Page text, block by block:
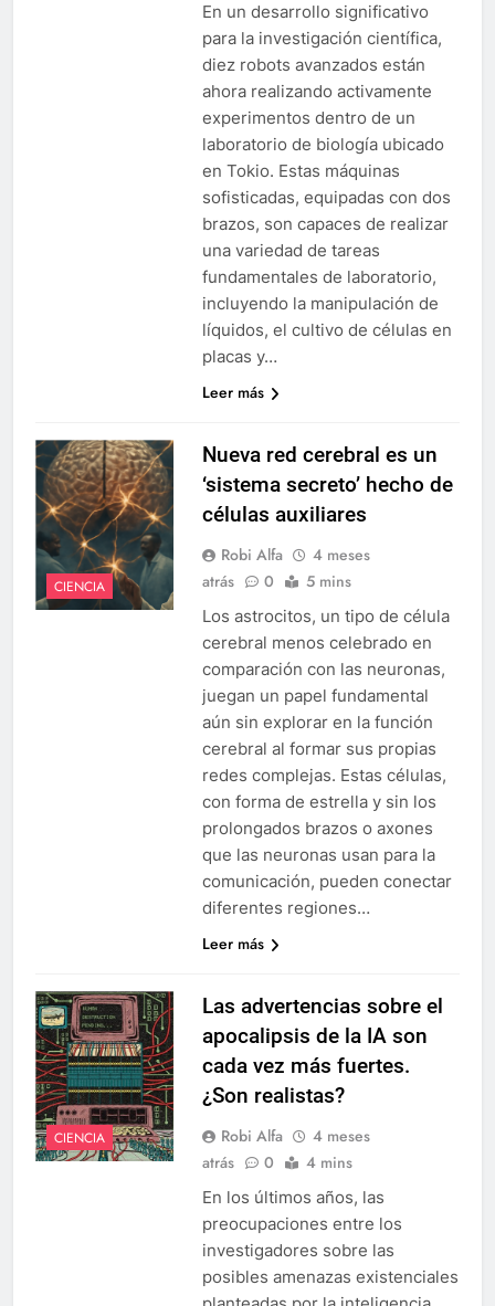
En un desarrollo significativo
para la investigación científica,
diez robots avanzados están
ahora realizando activamente
experimentos dentro de un
laboratorio de biología ubicado
en Tokio. Estas máquinas
sofisticadas, equipadas con dos
brazos, son capaces de realizar
una variedad de tareas
fundamentales de laboratorio,
incluyendo la manipulación de
líquidos, el cultivo de células en
placas y…
Leer más
CIENCIA
Nueva red cerebral es un
‘sistema secreto’ hecho de
células auxiliares
Robi Alfa
4 meses
atrás
0 5 mins
Los astrocitos, un tipo de célula
cerebral menos celebrado en
comparación con las neuronas,
juegan un papel fundamental
aún sin explorar en la función
cerebral al formar sus propias
redes complejas. Estas células,
con forma de estrella y sin los
prolongados brazos o axones
que las neuronas usan para la
comunicación, pueden conectar
diferentes regiones…
Leer más
CIENCIA
Las advertencias sobre el
apocalipsis de la IA son
cada vez más fuertes.
¿Son realistas?
Robi Alfa
4 meses
atrás
0 4 mins
En los últimos años, las
preocupaciones entre los
investigadores sobre las
posibles amenazas existenciales